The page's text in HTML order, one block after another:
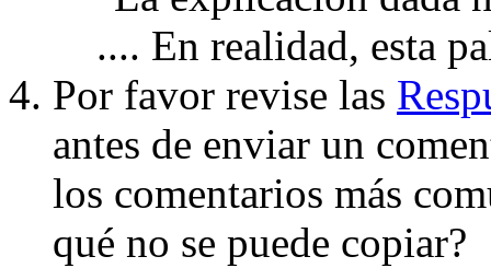
.... En realidad, esta
Por favor revise las
antes de enviar un
los comentarios más
qué no se puede copiar?